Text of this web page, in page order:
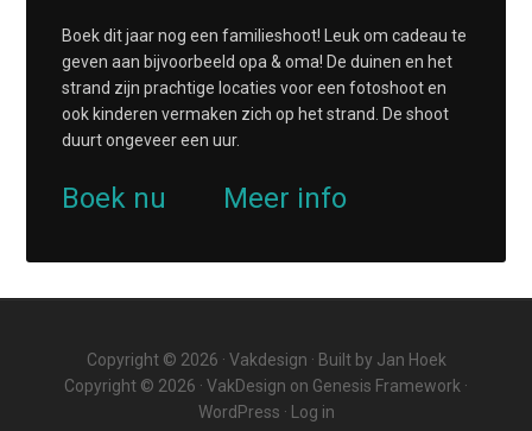
Boek dit jaar nog een familieshoot! Leuk om cadeau te
geven aan bijvoorbeeld opa & oma! De duinen en het
strand zijn prachtige locaties voor een fotoshoot en
ook kinderen vermaken zich op het strand. De shoot
duurt ongeveer een uur.
Boek nu Meer info
Copyright © 2026 · Vakdesign · Built by Jan Hoek
Copyright © 2026 · VakDesign on Genesis Framework ·
WordPress · Log in